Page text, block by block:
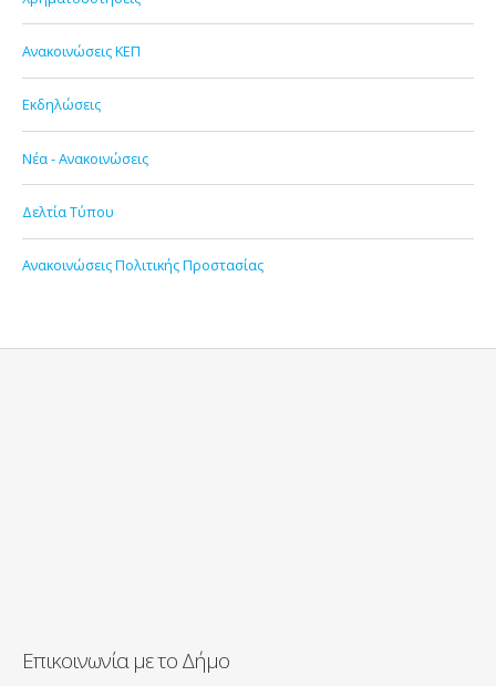
Ανακοινώσεις ΚΕΠ
Εκδηλώσεις
Νέα - Ανακοινώσεις
Δελτία Τύπου
Ανακοινώσεις Πολιτικής Προστασίας
Επικοινωνία με το Δήμο